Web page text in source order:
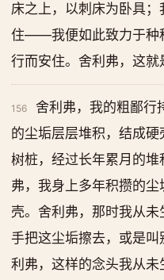
床之上，以刺床为卧具
住——我便如此致力于种
行而安住。舍利弗，这就
156
舍利弗，我的粗鄙行
的尘垢层层堆积，结成
树桩，经过长年累月的堆
弗，我身上多年积攒的
壳。舍利弗，那时我从未
手把这尘垢擦去，或是叫
利弗，这样的念头我从